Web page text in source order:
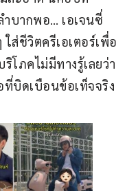
บากพอ… เอเจนซี่
ส่ชีวิตครีเอเตอร์เพื่อ
โภคไม่มีทางรู้เลยว่า
บิดเบือนข้อเท็จจริง